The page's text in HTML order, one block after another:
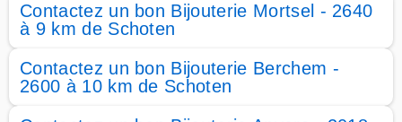
Contactez un bon Bijouterie Mortsel - 2640
à 9 km de Schoten
Contactez un bon Bijouterie Berchem -
2600 à 10 km de Schoten